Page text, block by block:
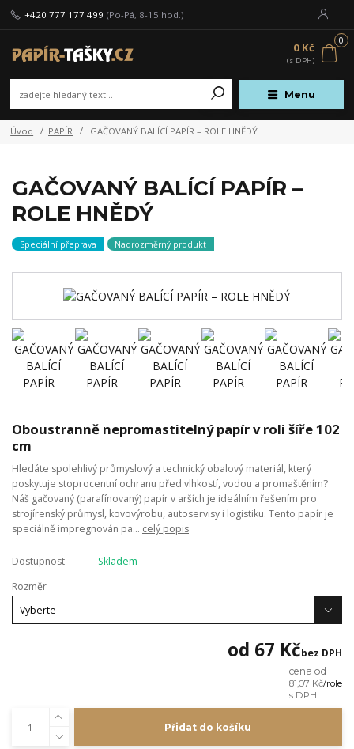
Menu
+420 777 177 499 (Po-Pá, 8-15 hod.)
0
0 Kč
Úvod PAPÍR GAČOVANÝ BALÍCÍ PAPÍR – ROLE HNĚDÝ
GAČOVANÝ BALÍCÍ PAPÍR –
ROLE HNĚDÝ
Speciální přeprava Nadrozměrný produkt
Oboustranně nepromastitelný papír v roli šíře 102
cm
Hledáte spolehlivý průmyslový a technický obalový materiál, který
poskytuje stoprocentní ochranu před vlhkostí, vodou a promaštěním?
Náš gačovaný (parafínovaný) papír v arších je ideálním řešením pro
strojírenský průmysl, kovovýrobu, autoservisy i logistiku. Tento papír je
speciálně impregnován pa... celý popis
Dostupnost
Skladem
Rozměr
cena od
81,07 Kč/role
od 67 Kčbez DPH
Přidat do košíku